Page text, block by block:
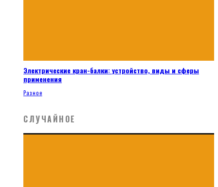
Электрические кран-балки: устройство, виды и сферы
применения
Разное
СЛУЧАЙНОЕ